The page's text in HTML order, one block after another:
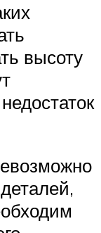
высоту